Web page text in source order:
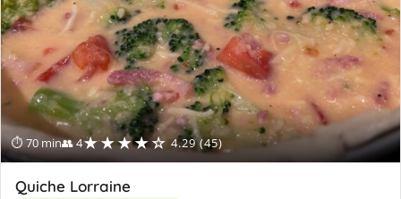
⏱ 70 min👥 4★★★★☆ 4.29 (45)
Quiche Lorraine